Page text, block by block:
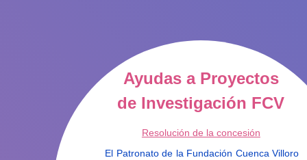
Ayudas a Proyectos
de Investigación FCV
Resolución de la concesión
El Patronato de la Fundación Cuenca Villoro